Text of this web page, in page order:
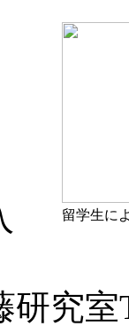
留学生に
研究